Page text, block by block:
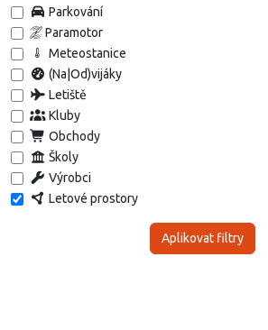
Parkování
Paramotor
Meteostanice
(Na|Od)vijáky
Letiště
Kluby
Obchody
Školy
Výrobci
Letové prostory
Aplikovat filtry